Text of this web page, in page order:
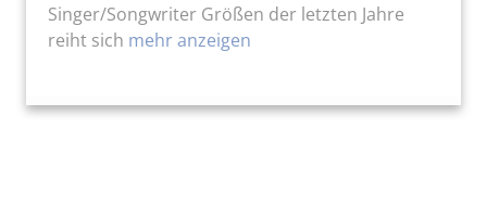
Singer/Songwriter Größen der letzten Jahre
reiht sich mehr anzeigen